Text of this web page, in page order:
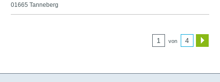
01665 Tanneberg
1 von 4